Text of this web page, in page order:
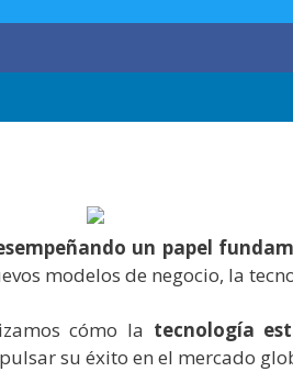
un papel
modelos de negocio, la
cómo la tecnología
su éxito en el mercado